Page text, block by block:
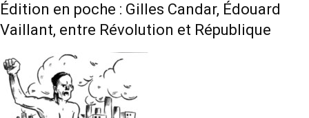
Édition en poche : Gilles Candar, Édouard
Vaillant, entre Révolution et République